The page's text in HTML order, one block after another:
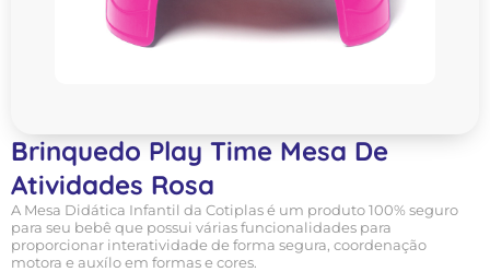
Brinquedo Play Time Mesa De
Atividades Rosa
A Mesa Didática Infantil da Cotiplas é um produto 100% seguro
para seu bebê que possui várias funcionalidades para
proporcionar interatividade de forma segura, coordenação
motora e auxílo em formas e cores.